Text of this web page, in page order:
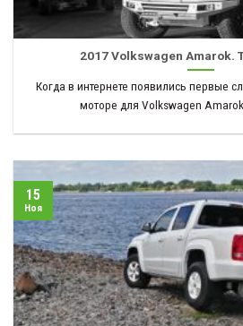
2017 Volkswagen Amarok.
Когда в интернете появились первые
моторе для Volkswagen
15
Ноя